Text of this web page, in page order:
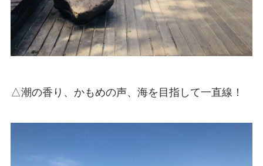
△潮の香り、かもめの声、海を目指して一直線！